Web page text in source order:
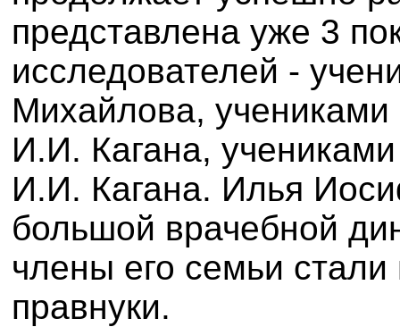
представлена уже 3
исследователей -
Михайлова, учениками
И.И. Кагана,
И.И. Кагана. Илья
большой врачебной
члены его семьи
правнуки.